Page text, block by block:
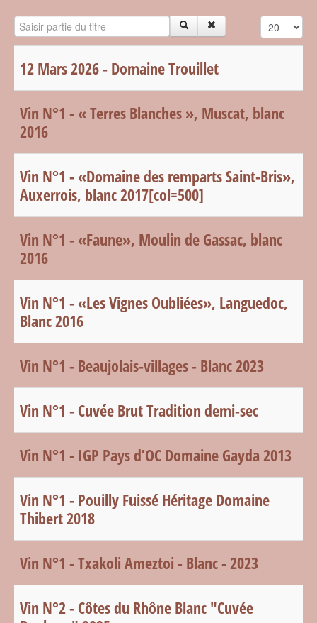
Saisir partie du titre Affichage #
12 Mars 2026 - Domaine Trouillet
Vin N°1 - « Terres Blanches », Muscat, blanc
2016
Vin N°1 - «Domaine des remparts Saint-Bris»,
Auxerrois, blanc 2017[col=500]
Vin N°1 - «Faune», Moulin de Gassac, blanc
2016
Vin N°1 - «Les Vignes Oubliées», Languedoc,
Blanc 2016
Vin N°1 - Beaujolais-villages - Blanc 2023
Vin N°1 - Cuvée Brut Tradition demi-sec
Vin N°1 - IGP Pays d’OC Domaine Gayda 2013
Vin N°1 - Pouilly Fuissé Héritage Domaine
Thibert 2018
Vin N°1 - Txakoli Ameztoi - Blanc - 2023
Vin N°2 - Côtes du Rhône Blanc "Cuvée